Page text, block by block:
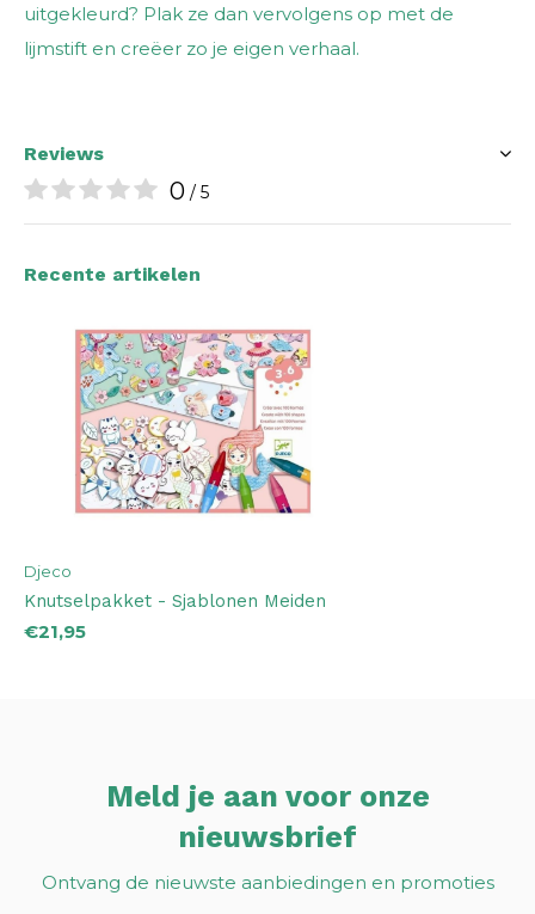
uitgekleurd? Plak ze dan vervolgens op met de
lijmstift en creëer zo je eigen verhaal.
Reviews
0 / 5
Recente artikelen
Djeco
Knutselpakket - Sjablonen Meiden
€21,95
Meld je aan voor onze
nieuwsbrief
Ontvang de nieuwste aanbiedingen en promoties